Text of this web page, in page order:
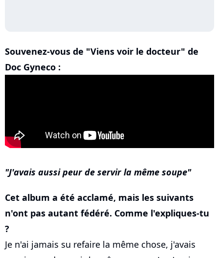
Souvenez-vous de "Viens voir le docteur" de
Doc Gyneco :
J'avais aussi peur de servir la même soupe
Cet album a été acclamé, mais les suivants
n'ont pas autant fédéré. Comme l'expliques-tu
?
Je n'ai jamais su refaire la même chose, j'avais